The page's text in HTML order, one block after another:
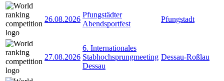
26.08.2026
Pfungstädter
Abendsportfest
Pfungstadt
27.08.2026
6. Internationales
Stabhochsprungmeeting
Dessau
Dessau-Roßlau